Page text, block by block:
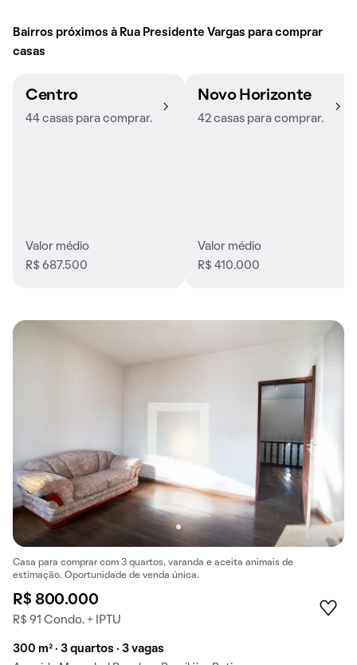
Bairros próximos à Rua Presidente Vargas para comprar
casas
Centro
44 casas para comprar.
Valor médio
R$ 687.500
Novo Horizonte
42 casas para comprar.
Valor médio
R$ 410.000
Casa para comprar com 3 quartos, varanda e aceita animais de
estimação. Oportunidade de venda única.
R$ 800.000
R$ 91 Condo. + IPTU
300 m² · 3 quartos · 3 vagas